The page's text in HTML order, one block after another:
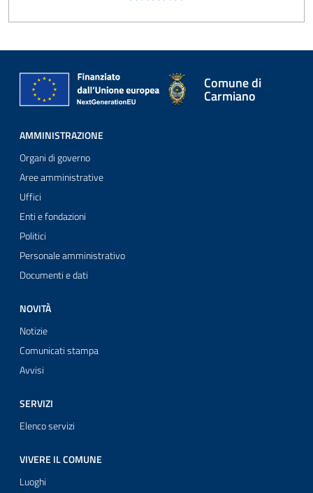
Comune di
Carmiano
AMMINISTRAZIONE
Organi di governo
Aree amministrative
Uffici
Enti e fondazioni
Politici
Personale amministrativo
Documenti e dati
NOVITÀ
Notizie
Comunicati stampa
Avvisi
SERVIZI
Elenco servizi
VIVERE IL COMUNE
Luoghi